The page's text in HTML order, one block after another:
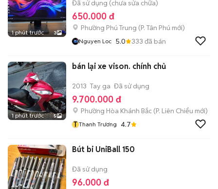
1 phút trước 3
Đã sử dụng (chưa sửa chữa)
650.000 đ
Phường Phú Trung (P. Tân Phú mới)
Nguyen Loc 5.0 333 đã bán
1 phút trước 5
bán lại xe vison. chính chủ
2013 Tay ga Đã sử dụng
9.700.000 đ
Phường Hòa Khánh Bắc (P. Liên Chiểu mới)
T Thanh Trương 4.7
Bút bi UniBall 150
Đã sử dụng
96.000 đ